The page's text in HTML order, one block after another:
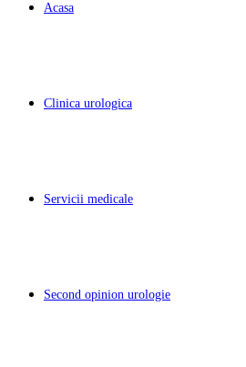
Acasa
Clinica urologica
Servicii medicale
Second opinion urologie